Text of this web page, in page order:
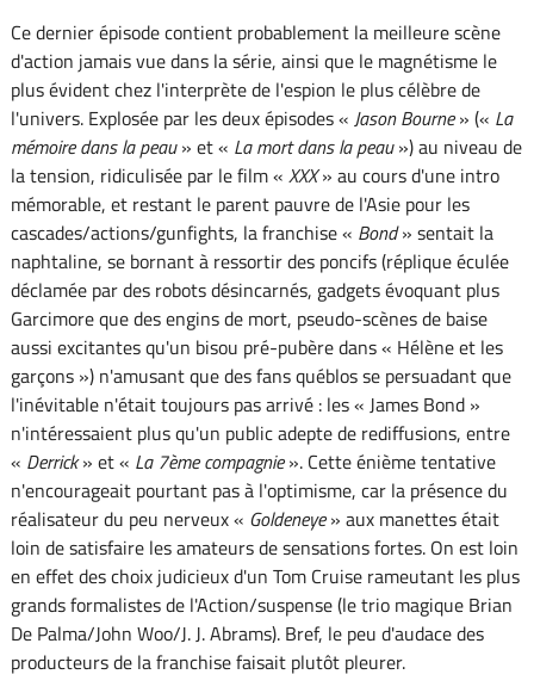
Ce dernier épisode contient probablement la meilleure scène
d'action jamais vue dans la série, ainsi que le magnétisme le
plus évident chez l'interprète de l'espion le plus célèbre de
l'univers. Explosée par les deux épisodes « Jason Bourne» (« La
mémoire dans la peau» et « La mort dans la peau») au niveau de
la tension, ridiculisée par le film « XXX» au cours d'une intro
mémorable, et restant le parent pauvre de l'Asie pour les
cascades/actions/gunfights, la franchise « Bond» sentait la
naphtaline, se bornant à ressortir des poncifs (réplique éculée
déclamée par des robots désincarnés, gadgets évoquant plus
Garcimore que des engins de mort, pseudo-scènes de baise
aussi excitantes qu'un bisou pré-pubère dans « Hélène et les
garçons ») n'amusant que des fans québlos se persuadant que
l'inévitable n'était toujours pas arrivé : les « James Bond »
n'intéressaient plus qu'un public adepte de rediffusions, entre
« Derrick» et « La 7ème compagnie». Cette énième tentative
n'encourageait pourtant pas à l'optimisme, car la présence du
réalisateur du peu nerveux « Goldeneye» aux manettes était
loin de satisfaire les amateurs de sensations fortes. On est loin
en effet des choix judicieux d'un Tom Cruise rameutant les plus
grands formalistes de l'Action/suspense (le trio magique Brian
De Palma/John Woo/J. J. Abrams). Bref, le peu d'audace des
producteurs de la franchise faisait plutôt pleurer.